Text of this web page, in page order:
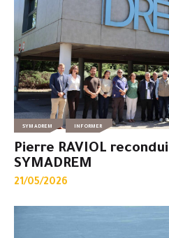
SYMADREM INFORMER
Pierre RAVIOL
SYMADREM
21/05/2026